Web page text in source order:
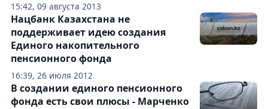
15:42, 09 августа 2013
16:39, 26 июля 2012
Нацбанк Казахстана не
поддерживает идею создания
Единого накопительного
пенсионного фонда
В создании единого пенсионного
фонда есть свои плюсы - Марченко